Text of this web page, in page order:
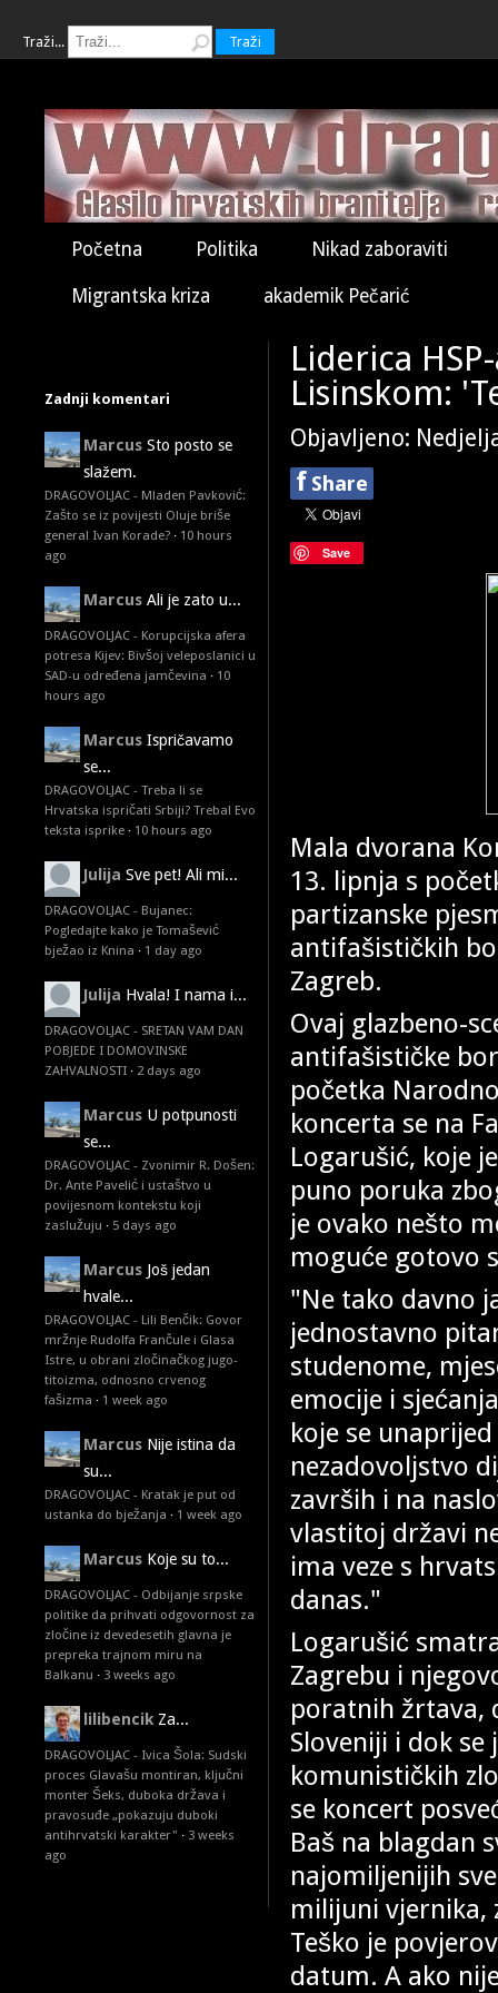
Traži... Traži
Početna Politika Nikad zaboraviti
Migrantska kriza akademik Pečarić
Zadnji komentari
Marcus Sto posto se
slažem.
DRAGOVOLJAC - Mladen Pavković:
Zašto se iz povijesti Oluje briše
general Ivan Korade? · 10 hours
ago
Marcus Ali je zato u...
DRAGOVOLJAC - Korupcijska afera
potresa Kijev: Bivšoj veleposlanici u
SAD-u određena jamčevina · 10
hours ago
Marcus Ispričavamo
se...
DRAGOVOLJAC - Treba li se
Hrvatska ispričati Srbiji? Treba! Evo
teksta isprike · 10 hours ago
Julija Sve pet! Ali mi...
DRAGOVOLJAC - Bujanec:
Pogledajte kako je Tomašević
bježao iz Knina · 1 day ago
Julija Hvala! I nama i...
DRAGOVOLJAC - SRETAN VAM DAN
POBJEDE I DOMOVINSKE
ZAHVALNOSTI · 2 days ago
Marcus U potpunosti
se...
DRAGOVOLJAC - Zvonimir R. Došen:
Dr. Ante Pavelić i ustaštvo u
povijesnom kontekstu koji
zaslužuju · 5 days ago
Marcus Još jedan
hvale...
DRAGOVOLJAC - Lili Benčik: Govor
mržnje Rudolfa Frančule i Glasa
Istre, u obrani zločinačkog jugo-
titoizma, odnosno crvenog
fašizma · 1 week ago
Marcus Nije istina da
su...
DRAGOVOLJAC - Kratak je put od
ustanka do bježanja · 1 week ago
Marcus Koje su to...
DRAGOVOLJAC - Odbijanje srpske
politike da prihvati odgovornost za
zločine iz devedesetih glavna je
prepreka trajnom miru na
Balkanu · 3 weeks ago
lilibencik Za...
DRAGOVOLJAC - Ivica Šola: Sudski
proces Glavašu montiran, ključni
monter Šeks, duboka država i
pravosuđe „pokazuju duboki
antihrvatski karakter" · 3 weeks
ago
Liderica
Lisinskom:
Objavljeno:
f Share
Save
Mala dvorana
13. lipnja s
partizanske
antifašističkih
Zagreb.
Ovaj glazbeno-
antifašističke
početka
koncerta se na
Logarušić, koje
puno poruka
je ovako nešto
moguće gotovo
"Ne tako davno
jednostavno
studenome,
emocije i
koje se
nezadovoljstvo
završih i na
vlastitoj državi
ima veze s
danas."
Logarušić
Zagrebu i
poratnih žrtava,
Sloveniji i dok
komunističkih
se koncert
Baš na blagdan
najomiljenijih
milijuni vjernika,
Teško je
datum. A ako